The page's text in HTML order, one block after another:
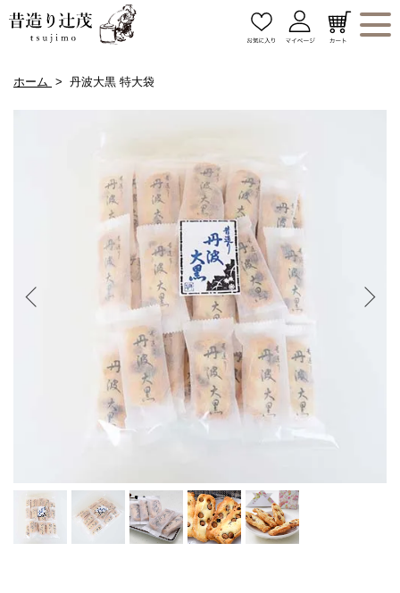
ホーム 丹波大黒 特大袋